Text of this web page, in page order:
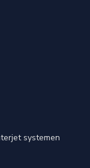
systemen